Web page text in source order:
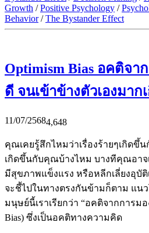
Growth /Positive Psychology /
Behavior/The Bystander Effect
Optimism Bias อคติจา
ดี จนเข้าข้างตัวเองมาก
11/07/25684,648
คุณเคยรู้สึกไหมว่าเรื่องร้ายๆเกิดขึ้
เกิดขึ้นกับคุณบ้างไหม บางทีคุณอา
มีสุขภาพแข็งแรง หรือหลีกเลี่ยงอุบั
จะชี้ไปในทางตรงกันข้ามก็ตาม แน
มนุษย์นี้เราเรียกว่า “อคติจากการมอ
Bias) ซึ่งเป็นอคติทางความคิด